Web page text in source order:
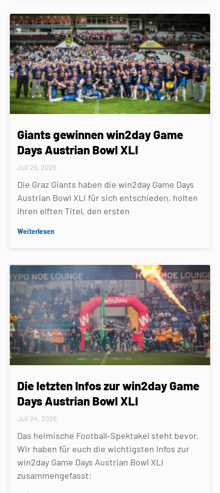
Giants gewinnen win2day Game
Days Austrian Bowl XLI
Juli 25, 2026
Die Graz Giants haben die win2day Game Days
Austrian Bowl XLI für sich entschieden, holten
ihren elften Titel, den ersten
Weiterlesen
Die letzten Infos zur win2day Game
Days Austrian Bowl XLI
Juli 24, 2026
Das heimische Football-Spektakel steht bevor.
Wir haben für euch die wichtigsten Infos zur
win2day Game Days Austrian Bowl XLI
zusammengefasst: